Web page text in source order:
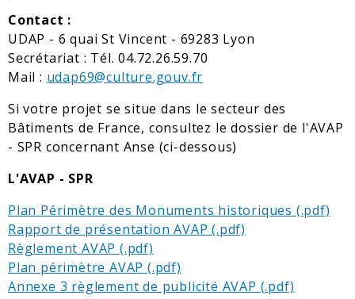
Contact :
UDAP - 6 quai St Vincent - 69283 Lyon
Secrétariat : Tél. 04.72.26.59.70
Mail : udap69@culture.gouv.fr
Si votre projet se situe dans le secteur des
Bâtiments de France, consultez le dossier de l'AVAP
- SPR concernant Anse (ci-dessous)
L'AVAP - SPR
Plan Périmètre des Monuments historiques
Rapport de présentation AVAP
Règlement AVAP
Plan périmètre AVAP
Annexe 3 règlement de publicité AVAP